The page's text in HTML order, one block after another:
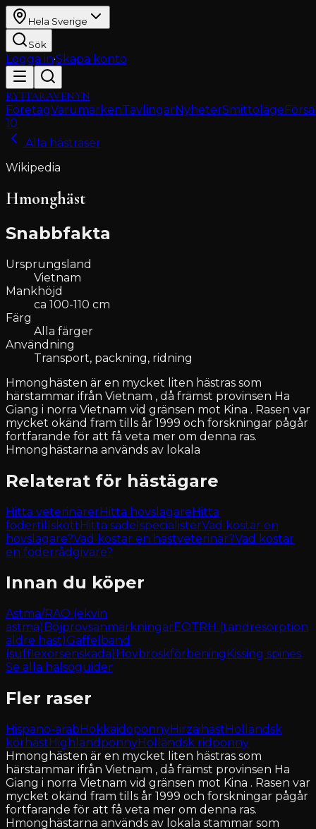
Hela Sverige
Sök
Logga in·Skapa konto
RYTTARAVENYN
FöretagVarumärkenTävlingarNyheterSmittoläge
10
Alla hästraser
Wikipedia
Hmonghäst
Snabbfakta
Ursprungsland
Vietnam
Mankhöjd
ca 100-110 cm
Färg
Alla färger
Användning
Transport, packning, ridning
Hmonghästen är en mycket liten hästras som
härstammar ifrån Vietnam , då främst provinsen Ha
Giang i norra Vietnam vid gränsen mot Kina . Rasen var
mycket okänd fram tills år 1999 och forskningar pågår
fortfarande för att få veta mer om denna ras.
Hmonghästarna används av lokala
Relaterat för hästägare
Hitta veterinärerHitta hovslagareHitta
fodertillskottHitta sadelspecialisterVad kostar en
hovslagare?Vad kostar en hästveterinär?Vad kostar
en foderrådgivare?
Innan du köper
Astma/RAO (ekvin
astma) BöjprovsanmärkningarEOTRH (tandresorption
äldre häst)Gaffelband
(sufflexorsenskada) Hovbroskförbening Kissing spines
Se alla hälsoguider
Fler raser
Hispano-arab HokkaidoponnyHirzaihäst Holländsk
körhäst HighlandponnyHolländsk ridponny
Hmonghästen är en mycket liten hästras som
härstammar ifrån Vietnam , då främst provinsen Ha
Giang i norra Vietnam vid gränsen mot Kina . Rasen var
mycket okänd fram tills år 1999 och forskningar pågår
fortfarande för att få veta mer om denna ras.
Hmonghästarna används av lokala stammar som